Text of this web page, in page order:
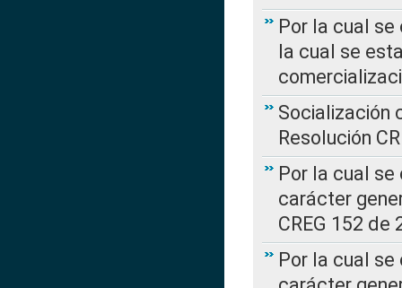
Por la cual se
la cual se
Socialización
Resolución
Por la cual
carácter
CREG 152 de
Por la cual